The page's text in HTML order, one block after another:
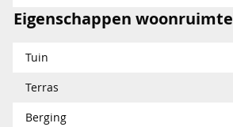
Eigenschappen woonruimte
Tuin
Terras
Berging